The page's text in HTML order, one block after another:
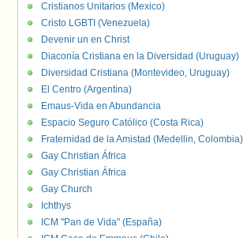
Cristianos Unitarios (Mexico)
Cristo LGBTI (Venezuela)
Devenir un en Christ
Diaconía Cristiana en la Diversidad (Uruguay)
Diversidad Cristiana (Montevideo, Uruguay)
El Centro (Argentina)
Emaus-Vida en Abundancia
Espacio Seguro Católico (Costa Rica)
Fraternidad de la Amistad (Medellin, Colombia)
Gay Christian África
Gay Christian África
Gay Church
Ichthys
ICM "Pan de Vida" (España)